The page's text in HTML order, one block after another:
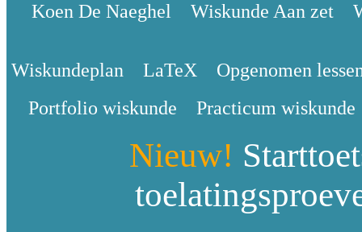
Koen De Naeghel Wiskunde Aan zet
Wiskundeplan
LaTeX
Opgenomen
Portfolio wiskunde
Practicum wiskunde
Nieuw!